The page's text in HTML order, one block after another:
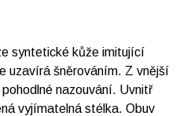
syntetické kůže imitující
uzavírá šněrováním. Z vnější
nazouvání. Uvnitř
vyjímatelná stélka. Obuv